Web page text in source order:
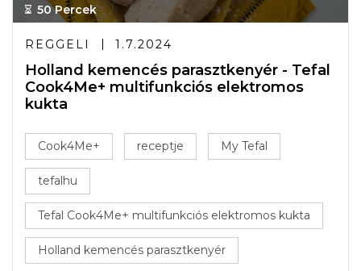
50 Percek
REGGELI 1.7.2024
Holland kemencés parasztkenyér - Tefal
Cook4Me+ multifunkciós elektromos
kukta
Cook4Me+ receptje My Tefal
tefalhu
Tefal Cook4Me+ multifunkciós elektromos kukta
Holland kemencés parasztkenyér